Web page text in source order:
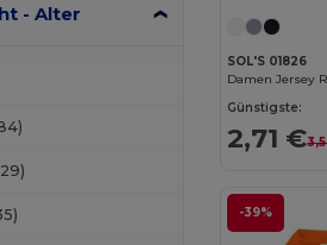
- Alter
SOL'S 01826
Günstigste:
2,71 €
-39%